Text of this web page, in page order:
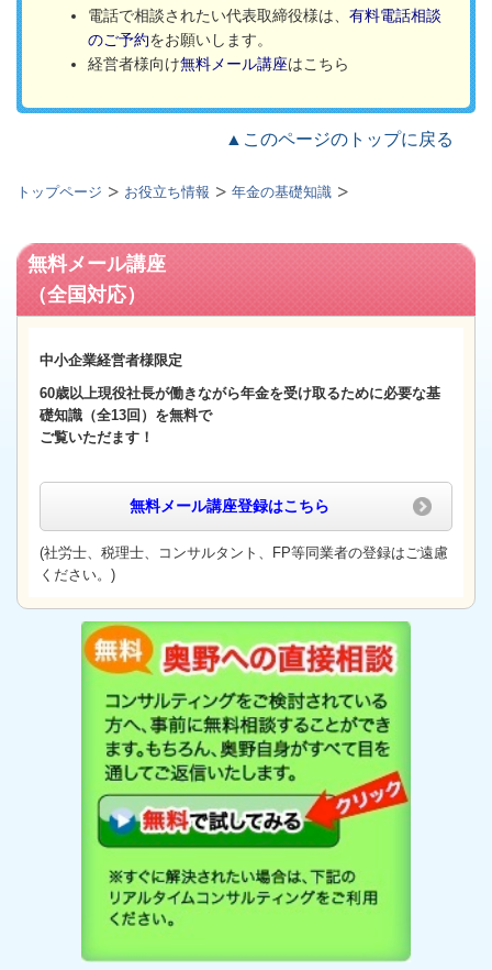
電話で相談されたい代表取締役様は、 有料電話相談
のご予約をお願いします。
経営者様向け無料メール講座はこちら
▲このページのトップに戻る
トップページ お役立ち情報 年金の基礎知識
無料メール講座
（全国対応）
中小企業経営者様限定
60歳以上現役社長が働きながら年金を受け取るために必要な基
礎知識（全13回） を無料で
ご覧いただます！
無料メール講座登録はこちら
(社労士、税理士、コンサルタント、FP等同業者の登録はご遠慮
ください。)